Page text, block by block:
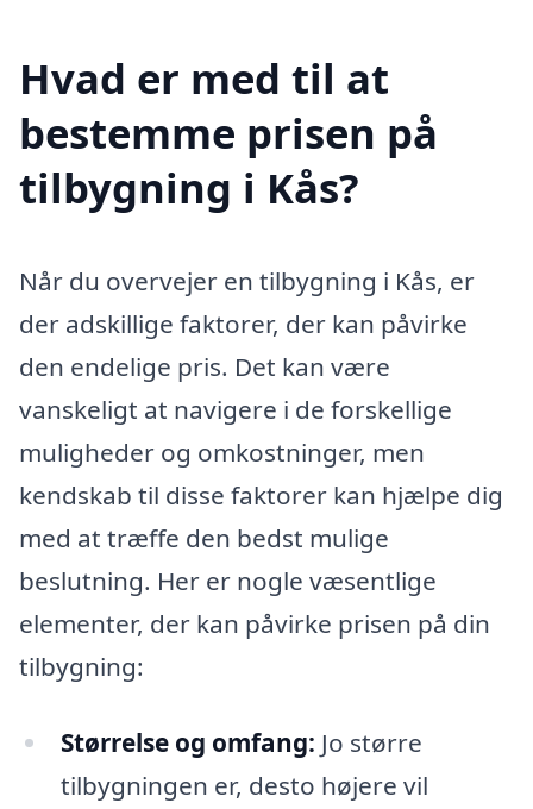
Hvad er med til at
bestemme prisen på
tilbygning i Kås?
Når du overvejer en tilbygning i Kås, er
der adskillige faktorer, der kan påvirke
den endelige pris. Det kan være
vanskeligt at navigere i de forskellige
muligheder og omkostninger, men
kendskab til disse faktorer kan hjælpe dig
med at træffe den bedst mulige
beslutning. Her er nogle væsentlige
elementer, der kan påvirke prisen på din
tilbygning:
Størrelse og omfang: Jo større
tilbygningen er, desto højere vil